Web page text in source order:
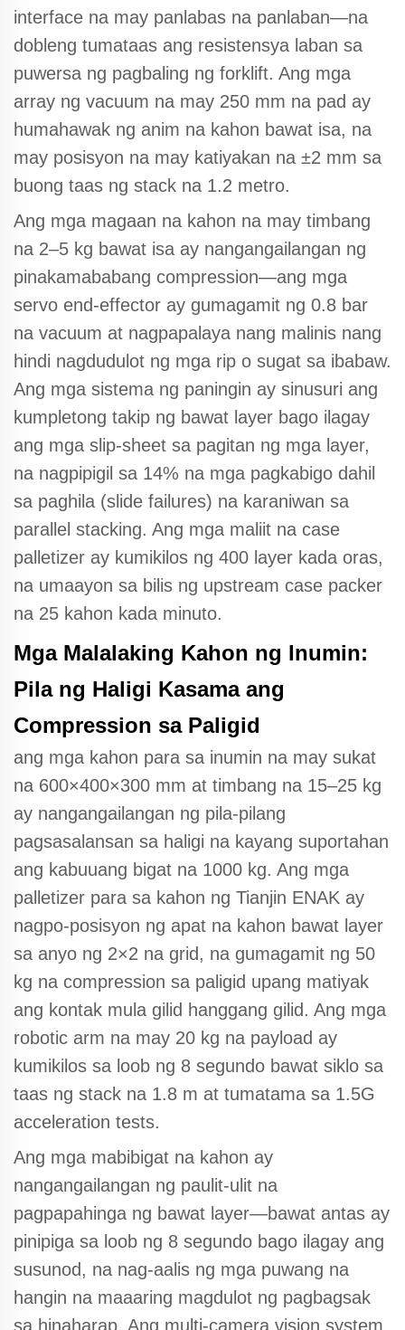
interface na may panlabas na panlaban—na
dobleng tumataas ang resistensya laban sa
puwersa ng pagbaling ng forklift. Ang mga
array ng vacuum na may 250 mm na pad ay
humahawak ng anim na kahon bawat isa, na
may posisyon na may katiyakan na ±2 mm sa
buong taas ng stack na 1.2 metro.
Ang mga magaan na kahon na may timbang
na 2–5 kg bawat isa ay nangangailangan ng
pinakamababang compression—ang mga
servo end-effector ay gumagamit ng 0.8 bar
na vacuum at nagpapalaya nang malinis nang
hindi nagdudulot ng mga rip o sugat sa ibabaw.
Ang mga sistema ng paningin ay sinusuri ang
kumpletong takip ng bawat layer bago ilagay
ang mga slip-sheet sa pagitan ng mga layer,
na nagpipigil sa 14% na mga pagkabigo dahil
sa paghila (slide failures) na karaniwan sa
parallel stacking. Ang mga maliit na case
palletizer ay kumikilos ng 400 layer kada oras,
na umaayon sa bilis ng upstream case packer
na 25 kahon kada minuto.
Mga Malalaking Kahon ng Inumin:
Pila ng Haligi Kasama ang
Compression sa Paligid
ang mga kahon para sa inumin na may sukat
na 600×400×300 mm at timbang na 15–25 kg
ay nangangailangan ng pila-pilang
pagsasalansan sa haligi na kayang suportahan
ang kabuuang bigat na 1000 kg. Ang mga
palletizer para sa kahon ng Tianjin ENAK ay
nagpo-posisyon ng apat na kahon bawat layer
sa anyo ng 2×2 na grid, na gumagamit ng 50
kg na compression sa paligid upang matiyak
ang kontak mula gilid hanggang gilid. Ang mga
robotic arm na may 20 kg na payload ay
kumikilos sa loob ng 8 segundo bawat siklo sa
taas ng stack na 1.8 m at tumatama sa 1.5G
acceleration tests.
Ang mga mabibigat na kahon ay
nangangailangan ng paulit-ulit na
pagpapahinga ng bawat layer—bawat antas ay
pinipiga sa loob ng 8 segundo bago ilagay ang
susunod, na nag-aalis ng mga puwang na
hangin na maaaring magdulot ng pagbagsak
sa hinaharap. Ang multi-camera vision system